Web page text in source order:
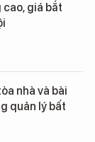
cao, giá bắt
nhà và bài
quản lý bất